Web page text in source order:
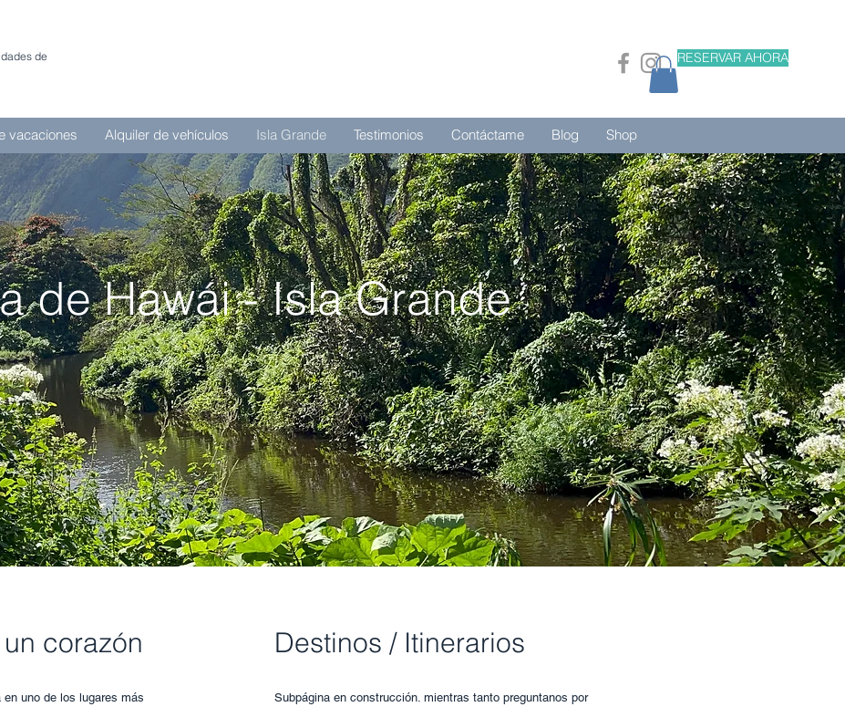
de
RESERVAR AHORA
vacaciones Alquiler de vehículos Isla Grande Testimonios Contáctame Blog Shop
de Hawái - Isla Grande
corazón Destinos / Itinerarios
uno de los lugares más
Subpágina en construcción. mientras tanto preguntanos por